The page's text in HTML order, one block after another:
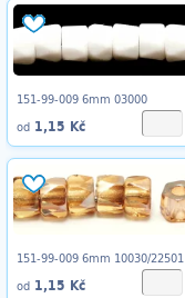
151-99-009 6mm 03000
od 1,15 Kč
151-99-009 6mm 10030/22501
od 1,15 Kč